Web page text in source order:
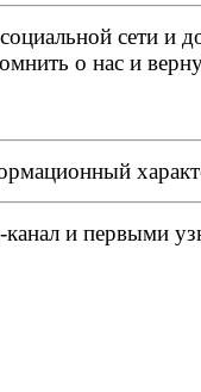
сети и
о нас и
и первыми